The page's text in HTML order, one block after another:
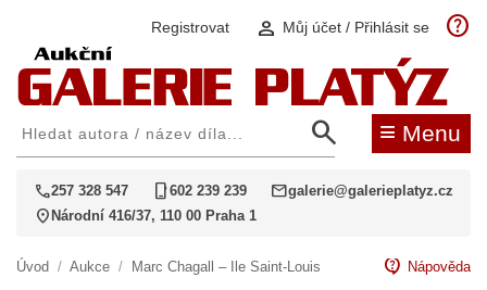
Registrovat person Můj účet / Přihlásit se help
search ≡ Menu
call257 328 547 phone_iphone602 239 239 mailgalerie@galerieplatyz.cz
location_on Národní 416/37, 110 00 Praha 1
Úvod / Aukce / Marc Chagall – Ile Saint-Louis contact_support Nápověda